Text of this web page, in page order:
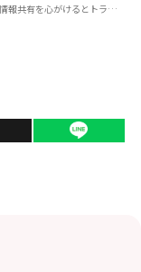
未然に防げる」杉浦エイトの幸運を呼ぶ12星座占い（6/5～7/6）